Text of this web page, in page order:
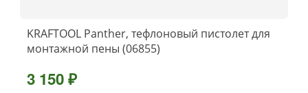
KRAFTOOL Panther, тефлоновый пистолет для
монтажной пены (06855)
3 150 ₽